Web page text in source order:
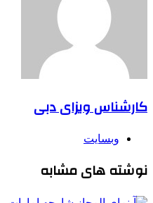
کارشناس ویزای دبی
وبسایت
نوشته های مشابه